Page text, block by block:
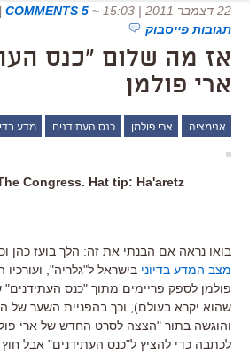
22 דצמבר 2011 | 15:03 ~
5 COMMENTS
|
תגובות פייסבוק
אז מה שלום "כנס
ארי פולמן
אנימציה ארי פולמן כנס העתידנים מדע
Congress. Hat tip: Ha'aretz
בואו נראה אם הבנתי את זה: הלך בועז כהן
מצב המדע בדיוני בישראל ל"גלריה", ועורכיו
פולמן לספק פריימים מתוך "כנס העתידנים"
שהוא יקרא בעולם), וכך בהפניית השער של
והוגשה בתור "הצצה לסרט החדש של ארי
לכתבה כדי להציץ ל"כנס העתידנים" אבל